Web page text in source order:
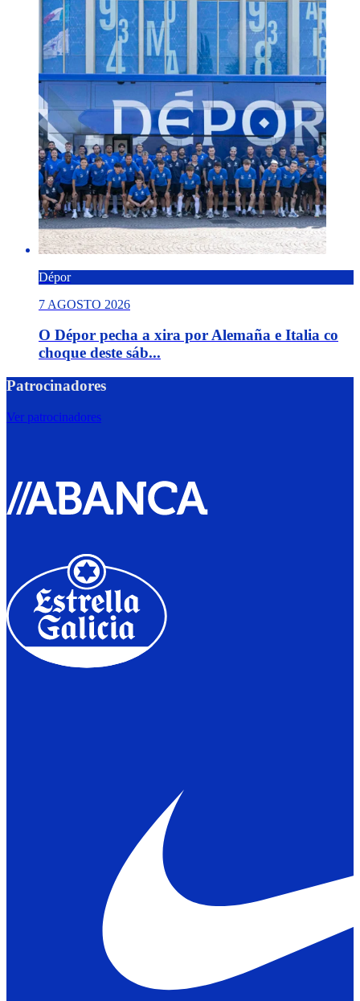
Dépor
7 AGOSTO 2026
O Dépor pecha a xira por Alemaña e Italia co
choque deste sáb...
Patrocinadores
Ver patrocinadores